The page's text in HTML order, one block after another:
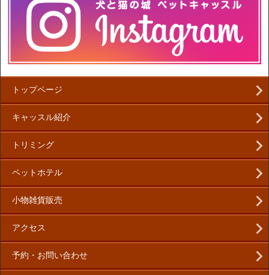
トップページ
キャッスル紹介
トリミング
ペットホテル
小物雑貨販売
アクセス
予約・お問い合わせ